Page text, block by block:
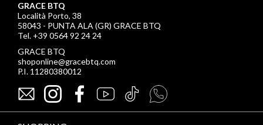
GRACE BTQ
Località Porto, 38
58043 - PUNTA ALA (GR) GRACE BTQ
Tel. +39 0564 92 24 24
GRACE BTQ
shoponline@gracebtq.com
P.I. 11280380012